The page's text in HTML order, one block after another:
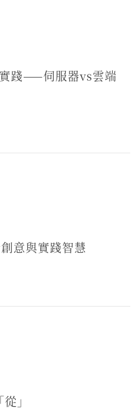
踐——伺服器vs雲端
意與實踐智慧
」